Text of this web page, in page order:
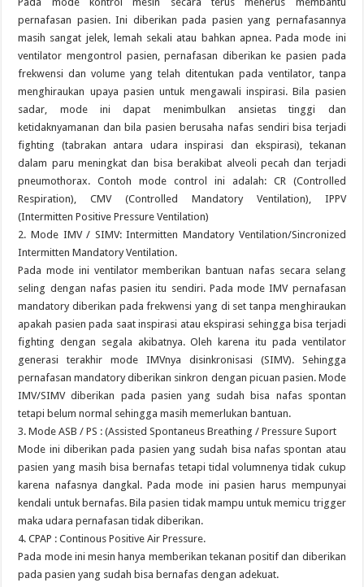
pernafasan pasien. Ini diberikan pada pasien yang pernafasannya
masih sangat jelek, lemah sekali atau bahkan apnea. Pada mode ini
ventilator mengontrol pasien, pernafasan diberikan ke pasien pada
frekwensi dan volume yang telah ditentukan pada ventilator, tanpa
menghiraukan upaya pasien untuk mengawali inspirasi. Bila pasien
sadar, mode ini dapat menimbulkan ansietas tinggi dan
ketidaknyamanan dan bila pasien berusaha nafas sendiri bisa terjadi
fighting (tabrakan antara udara inspirasi dan ekspirasi), tekanan
dalam paru meningkat dan bisa berakibat alveoli pecah dan terjadi
pneumothorax. Contoh mode control ini adalah: CR (Controlled
Respiration), CMV (Controlled Mandatory Ventilation), IPPV
(Intermitten Positive Pressure Ventilation)
2. Mode IMV / SIMV: Intermitten Mandatory Ventilation/Sincronized
Intermitten Mandatory Ventilation.
Pada mode ini ventilator memberikan bantuan nafas secara selang
seling dengan nafas pasien itu sendiri. Pada mode IMV pernafasan
mandatory diberikan pada frekwensi yang di set tanpa menghiraukan
apakah pasien pada saat inspirasi atau ekspirasi sehingga bisa terjadi
fighting dengan segala akibatnya. Oleh karena itu pada ventilator
generasi terakhir mode IMVnya disinkronisasi (SIMV). Sehingga
pernafasan mandatory diberikan sinkron dengan picuan pasien. Mode
IMV/SIMV diberikan pada pasien yang sudah bisa nafas spontan
tetapi belum normal sehingga masih memerlukan bantuan.
3. Mode ASB / PS : (Assisted Spontaneus Breathing / Pressure Suport
Mode ini diberikan pada pasien yang sudah bisa nafas spontan atau
pasien yang masih bisa bernafas tetapi tidal volumnenya tidak cukup
karena nafasnya dangkal. Pada mode ini pasien harus mempunyai
kendali untuk bernafas. Bila pasien tidak mampu untuk memicu trigger
maka udara pernafasan tidak diberikan.
4. CPAP : Continous Positive Air Pressure.
Pada mode ini mesin hanya memberikan tekanan positif dan diberikan
pada pasien yang sudah bisa bernafas dengan adekuat.